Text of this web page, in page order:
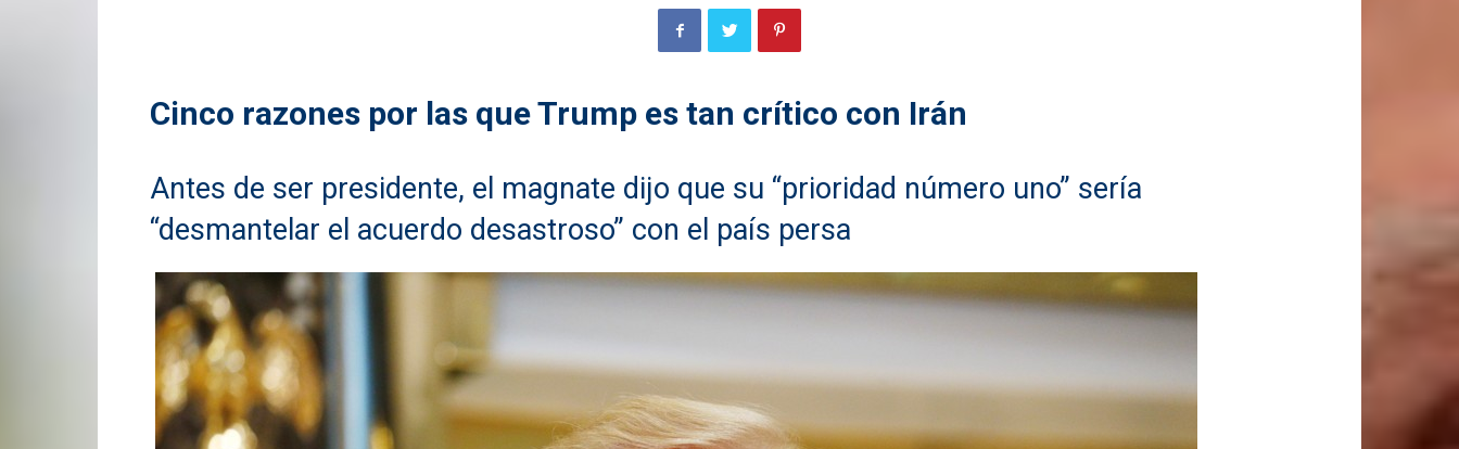
Cinco razones por las que Trump es tan crítico con Irán
Antes de ser presidente, el magnate dijo que su “prioridad número uno” sería
“desmantelar el acuerdo desastroso” con el país persa